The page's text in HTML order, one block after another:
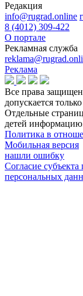
Редакция
info@rugrad.online
8 (4012) 309-422
О портале
Рекламная служба
Реклама
Все права
допускается
Отдельные
детей
Политика в
Мобильная версия
нашли ошибку
Согласие
персональных